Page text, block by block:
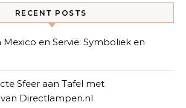
RECENT POSTS
en Servië: Symboliek en
Sfeer aan Tafel met
Directlampen.nl